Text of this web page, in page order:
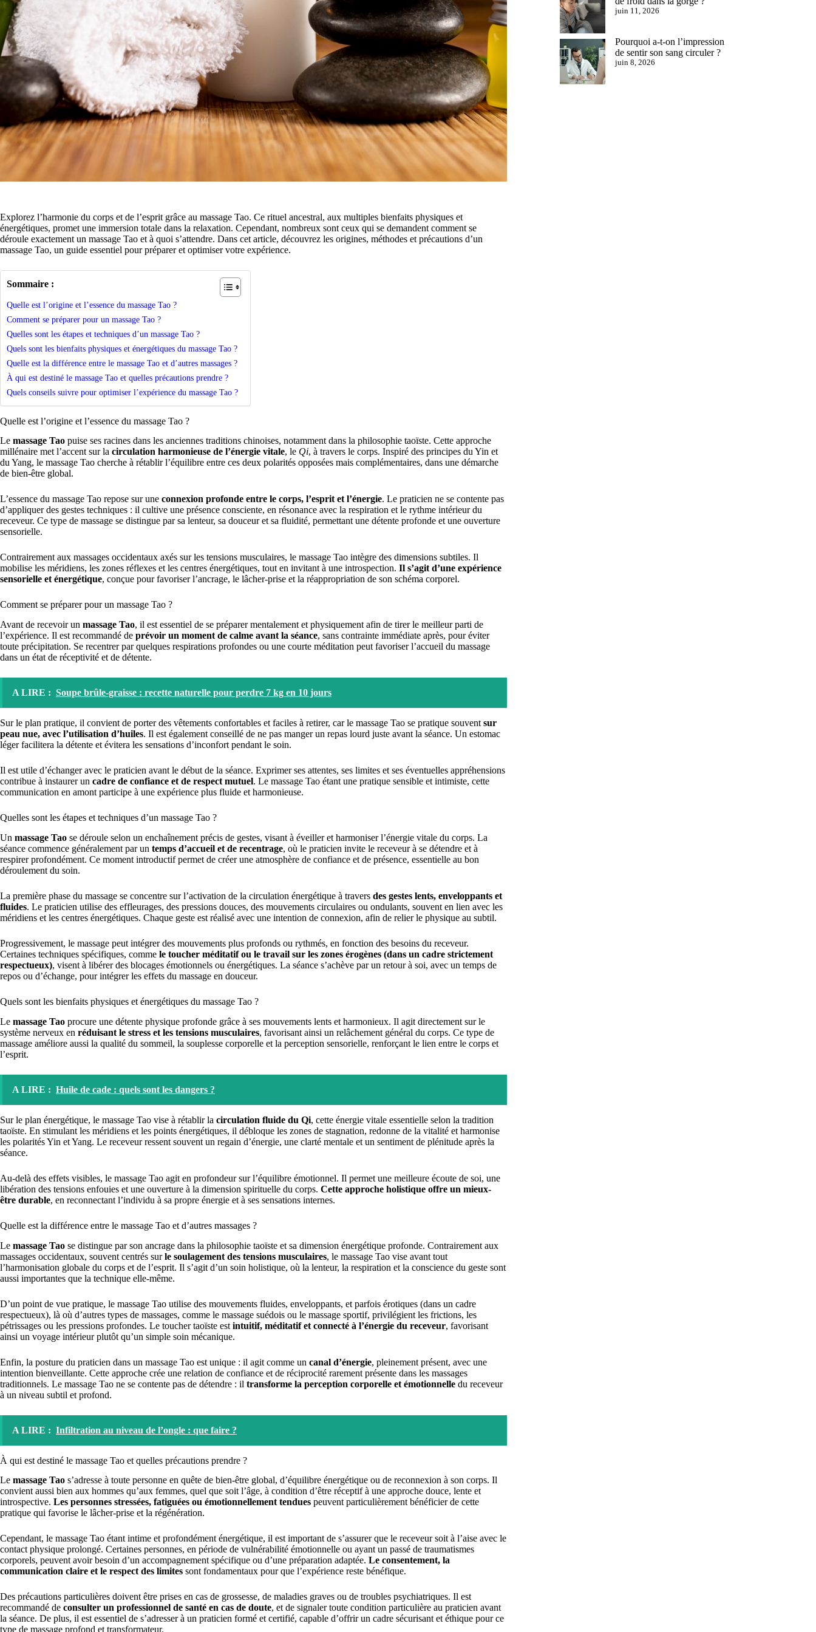
Explorez l’harmonie du corps et de l’esprit grâce au massage Tao. Ce rituel ancestral, aux multiples bienfaits physiques et
énergétiques, promet une immersion totale dans la relaxation. Cependant, nombreux sont ceux qui se demandent comment se
déroule exactement un massage Tao et à quoi s’attendre. Dans cet article, découvrez les origines, méthodes et précautions d’un
massage Tao, un guide essentiel pour préparer et optimiser votre expérience.
Sommaire :
Quelle est l’origine et l’essence du massage Tao ?
Comment se préparer pour un massage Tao ?
Quelles sont les étapes et techniques d’un massage Tao ?
Quels sont les bienfaits physiques et énergétiques du massage Tao ?
Quelle est la différence entre le massage Tao et d’autres massages ?
À qui est destiné le massage Tao et quelles précautions prendre ?
Quels conseils suivre pour optimiser l’expérience du massage Tao ?
Quelle est l’origine et l’essence du massage Tao ?
Le massage Tao puise ses racines dans les anciennes traditions chinoises, notamment dans la philosophie taoïste. Cette approche
millénaire met l’accent sur la circulation harmonieuse de l’énergie vitale, le Qi, à travers le corps. Inspiré des principes du Yin et
du Yang, le massage Tao cherche à rétablir l’équilibre entre ces deux polarités opposées mais complémentaires, dans une démarche
de bien-être global.
L’essence du massage Tao repose sur une connexion profonde entre le corps, l’esprit et l’énergie. Le praticien ne se contente pas
d’appliquer des gestes techniques : il cultive une présence consciente, en résonance avec la respiration et le rythme intérieur du
receveur. Ce type de massage se distingue par sa lenteur, sa douceur et sa fluidité, permettant une détente profonde et une ouverture
sensorielle.
Contrairement aux massages occidentaux axés sur les tensions musculaires, le massage Tao intègre des dimensions subtiles. Il
mobilise les méridiens, les zones réflexes et les centres énergétiques, tout en invitant à une introspection. Il s’agit d’une expérience
sensorielle et énergétique, conçue pour favoriser l’ancrage, le lâcher-prise et la réappropriation de son schéma corporel.
Comment se préparer pour un massage Tao ?
Avant de recevoir un massage Tao, il est essentiel de se préparer mentalement et physiquement afin de tirer le meilleur parti de
l’expérience. Il est recommandé de prévoir un moment de calme avant la séance, sans contrainte immédiate après, pour éviter
toute précipitation. Se recentrer par quelques respirations profondes ou une courte méditation peut favoriser l’accueil du massage
dans un état de réceptivité et de détente.
A LIRE : Soupe brûle-graisse : recette naturelle pour perdre 7 kg en 10 jours
Sur le plan pratique, il convient de porter des vêtements confortables et faciles à retirer, car le massage Tao se pratique souvent sur
peau nue, avec l’utilisation d’huiles. Il est également conseillé de ne pas manger un repas lourd juste avant la séance. Un estomac
léger facilitera la détente et évitera les sensations d’inconfort pendant le soin.
Il est utile d’échanger avec le praticien avant le début de la séance. Exprimer ses attentes, ses limites et ses éventuelles appréhensions
contribue à instaurer un cadre de confiance et de respect mutuel. Le massage Tao étant une pratique sensible et intimiste, cette
communication en amont participe à une expérience plus fluide et harmonieuse.
Quelles sont les étapes et techniques d’un massage Tao ?
Un massage Tao se déroule selon un enchaînement précis de gestes, visant à éveiller et harmoniser l’énergie vitale du corps. La
séance commence généralement par un temps d’accueil et de recentrage, où le praticien invite le receveur à se détendre et à
respirer profondément. Ce moment introductif permet de créer une atmosphère de confiance et de présence, essentielle au bon
déroulement du soin.
La première phase du massage se concentre sur l’activation de la circulation énergétique à travers des gestes lents, enveloppants et
fluides. Le praticien utilise des effleurages, des pressions douces, des mouvements circulaires ou ondulants, souvent en lien avec les
méridiens et les centres énergétiques. Chaque geste est réalisé avec une intention de connexion, afin de relier le physique au subtil.
Progressivement, le massage peut intégrer des mouvements plus profonds ou rythmés, en fonction des besoins du receveur.
Certaines techniques spécifiques, comme le toucher méditatif ou le travail sur les zones érogènes (dans un cadre strictement
respectueux), visent à libérer des blocages émotionnels ou énergétiques. La séance s’achève par un retour à soi, avec un temps de
repos ou d’échange, pour intégrer les effets du massage en douceur.
Quels sont les bienfaits physiques et énergétiques du massage Tao ?
Le massage Tao procure une détente physique profonde grâce à ses mouvements lents et harmonieux. Il agit directement sur le
système nerveux en réduisant le stress et les tensions musculaires, favorisant ainsi un relâchement général du corps. Ce type de
massage améliore aussi la qualité du sommeil, la souplesse corporelle et la perception sensorielle, renforçant le lien entre le corps et
l’esprit.
A LIRE : Huile de cade : quels sont les dangers ?
Sur le plan énergétique, le massage Tao vise à rétablir la circulation fluide du Qi, cette énergie vitale essentielle selon la tradition
taoïste. En stimulant les méridiens et les points énergétiques, il débloque les zones de stagnation, redonne de la vitalité et harmonise
les polarités Yin et Yang. Le receveur ressent souvent un regain d’énergie, une clarté mentale et un sentiment de plénitude après la
séance.
Au-delà des effets visibles, le massage Tao agit en profondeur sur l’équilibre émotionnel. Il permet une meilleure écoute de soi, une
libération des tensions enfouies et une ouverture à la dimension spirituelle du corps. Cette approche holistique offre un mieux-
être durable, en reconnectant l’individu à sa propre énergie et à ses sensations internes.
Quelle est la différence entre le massage Tao et d’autres massages ?
Le massage Tao se distingue par son ancrage dans la philosophie taoïste et sa dimension énergétique profonde. Contrairement aux
massages occidentaux, souvent centrés surle soulagement des tensions musculaires, le massage Tao vise avant tout
l’harmonisation globale du corps et de l’esprit. Il s’agit d’un soin holistique, où la lenteur, la respiration et la conscience du geste sont
aussi importantes que la technique elle-même.
D’un point de vue pratique, le massage Tao utilise des mouvements fluides, enveloppants, et parfois érotiques (dans un cadre
respectueux), là où d’autres types de massages, comme le massage suédois ou le massage sportif, privilégient les frictions, les
pétrissages ou les pressions profondes. Le toucher taoïste est intuitif, méditatif et connecté à l’énergie du receveur, favorisant
ainsi un voyage intérieur plutôt qu’un simple soin mécanique.
Enfin, la posture du praticien dans un massage Tao est unique : il agit comme un canal d’énergie, pleinement présent, avec une
intention bienveillante. Cette approche crée une relation de confiance et de réciprocité rarement présente dans les massages
traditionnels. Le massage Tao ne se contente pas de détendre : il transforme la perception corporelle et émotionnelle du receveur
à un niveau subtil et profond.
A LIRE : Infiltration au niveau de l’ongle : que faire ?
À qui est destiné le massage Tao et quelles précautions prendre ?
Le massage Tao s’adresse à toute personne en quête de bien-être global, d’équilibre énergétique ou de reconnexion à son corps. Il
convient aussi bien aux hommes qu’aux femmes, quel que soit l’âge, à condition d’être réceptif à une approche douce, lente et
introspective. Les personnes stressées, fatiguées ou émotionnellement tendues peuvent particulièrement bénéficier de cette
pratique qui favorise le lâcher-prise et la régénération.
Cependant, le massage Tao étant intime et profondément énergétique, il est important de s’assurer que le receveur soit à l’aise avec le
contact physique prolongé. Certaines personnes, en période de vulnérabilité émotionnelle ou ayant un passé de traumatismes
corporels, peuvent avoir besoin d’un accompagnement spécifique ou d’une préparation adaptée. Le consentement, la
communication claire et le respect des limites sont fondamentaux pour que l’expérience reste bénéfique.
Des précautions particulières doivent être prises en cas de grossesse, de maladies graves ou de troubles psychiatriques. Il est
recommandé de consulter un professionnel de santé en cas de doute, et de signaler toute condition particulière au praticien avant
la séance. De plus, il est essentiel de s’adresser à un praticien formé et certifié, capable d’offrir un cadre sécurisant et éthique pour ce
type de massage profond et transformateur.
juin 11, 2026
Pourquoi a-t-on l’impression
de sentir son sang circuler ?
juin 8, 2026